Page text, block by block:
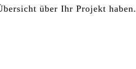
über Ihr Projekt haben.